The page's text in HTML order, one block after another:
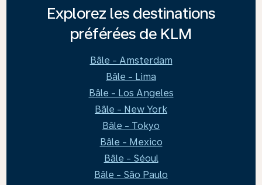
Explorez les destinations
préférées de KLM
Bâle - Amsterdam
Bâle - Lima
Bâle - Los Angeles
Bâle - New York
Bâle - Tokyo
Bâle - Mexico
Bâle - Séoul
Bâle - São Paulo